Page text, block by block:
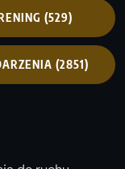
(529)
(2851)